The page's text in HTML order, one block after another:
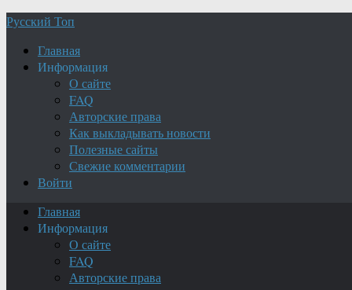
Русский Топ
Главная
Информация
О сайте
FAQ
Авторские права
Как выкладывать новости
Полезные сайты
Свежие комментарии
Войти
Главная
Информация
О сайте
FAQ
Авторские права